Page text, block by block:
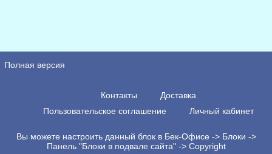
Полная версия
Контакты
Доставка
Пользовательское соглашение
Личный кабинет
Вы можете настроить данный блок в Бек-Офисе -> Блоки ->
Панель "Блоки в подвале сайта" -> Copyright